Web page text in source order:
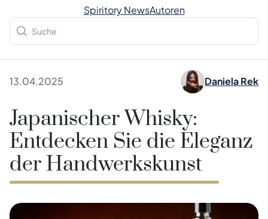
Spiritory NewsAutoren
13.04.2025 Daniela Rek
Japanischer Whisky:
Entdecken Sie die Eleganz
der Handwerkskunst